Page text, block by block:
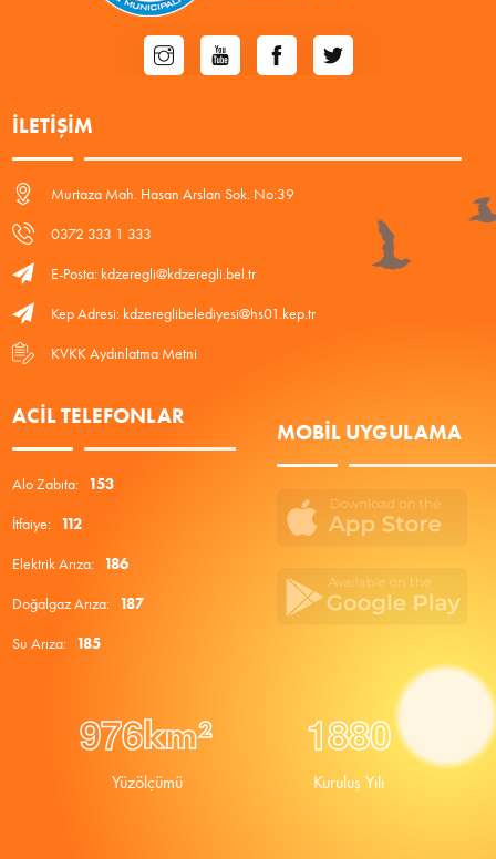
İLETIŞIM
Murtaza Mah. Hasan Arslan Sok. No:39
0372 333 1 333
E-Posta: kdzeregli@kdzeregli.bel.tr
Kep Adresi: kdzereglibelediyesi@hs01.kep.tr
KVKK Aydınlatma Metni
ACIL TELEFONLAR
Alo Zabıta: 153
İtfaiye: 112
Elektrik Arıza: 186
Doğalgaz Arıza: 187
Su Arıza: 185
MOBIL UYGULAMA
976km²
Yüzölçümü
1880
Kuruluş Yılı